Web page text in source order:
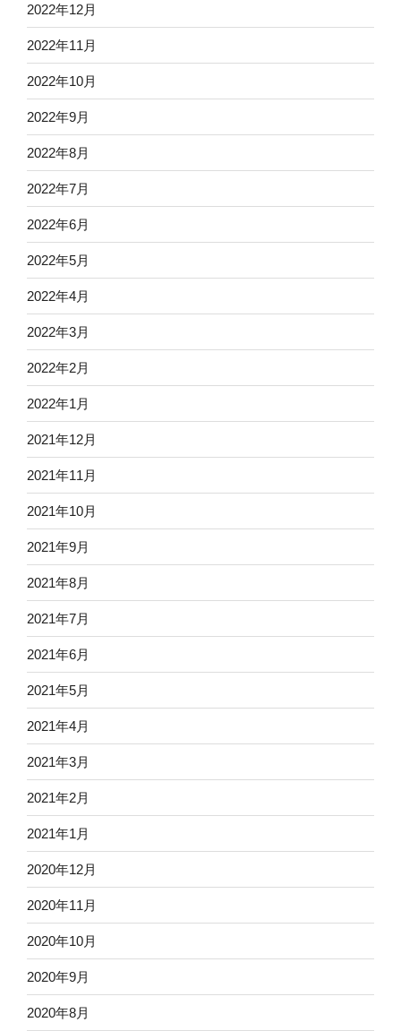
2022年12月
2022年11月
2022年10月
2022年9月
2022年8月
2022年7月
2022年6月
2022年5月
2022年4月
2022年3月
2022年2月
2022年1月
2021年12月
2021年11月
2021年10月
2021年9月
2021年8月
2021年7月
2021年6月
2021年5月
2021年4月
2021年3月
2021年2月
2021年1月
2020年12月
2020年11月
2020年10月
2020年9月
2020年8月